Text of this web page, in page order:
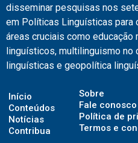
disseminar pesquisas nos
em Políticas Linguísticas para
áreas cruciais como educação
linguísticos, multilinguismo
linguísticas e geopolítica
Início
Conteúdos
Notícias
Contribua
Sobre
Fale conosco
Política de
Termos e